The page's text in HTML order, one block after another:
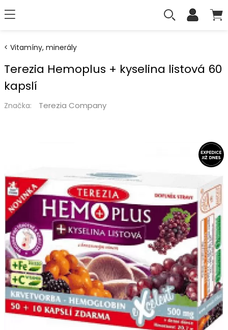
Vitamíny, minerály
Terezia Hemoplus + kyselina listová 60
kapslí
Značka: Terezia Company